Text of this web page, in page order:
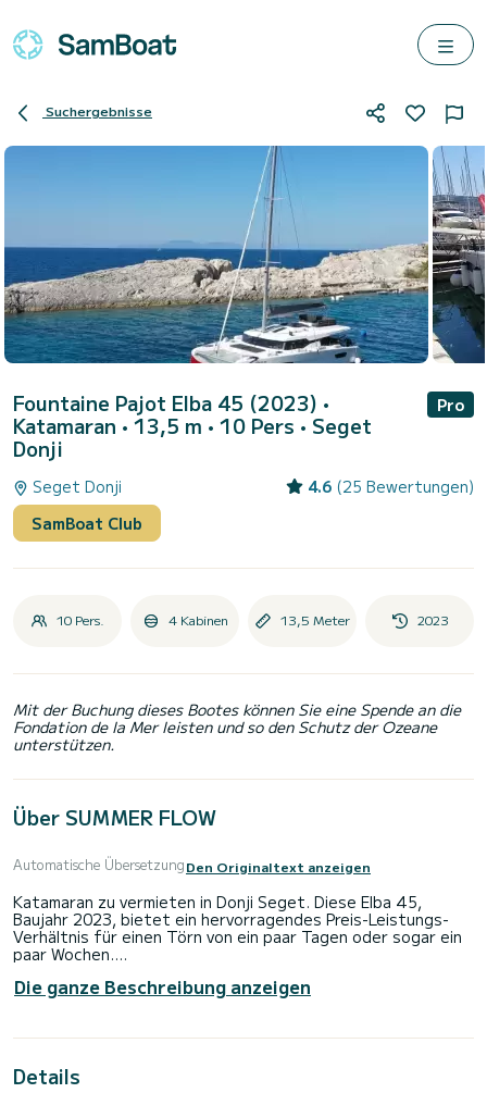
Suchergebnisse
Fountaine Pajot Elba 45 (2023) •
Katamaran • 13,5 m • 10 Pers • Seget
Donji
Pro
Seget Donji 4.6 (25 Bewertungen)
SamBoat Club
10 Pers. 4 Kabinen 13,5 Meter 2023
Mit der Buchung dieses Bootes können Sie eine Spende an die
Fondation de la Mer leisten und so den Schutz der Ozeane
unterstützen.
Über SUMMER FLOW
Automatische ÜbersetzungDen Originaltext anzeigen
Katamaran zu vermieten in Donji Seget. Diese Elba 45,
Baujahr 2023, bietet ein hervorragendes Preis-Leistungs-
Verhältnis für einen Törn von ein paar Tagen oder sogar ein
paar Wochen.
Das Boot verfügt über 4 voll ausgestattete Kabine(n) und
bietet Platz für 10 Personen. Mit einer Gesamtlänge von 14
außergewöhnlichen Urlaub auf dem Wasser in der Umgebung
Die ganze Beschreibung anzeigen
Details